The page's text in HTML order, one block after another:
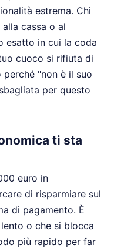
estrema. Chi
cassa o al
esatto in cui la coda
cuoco si rifiuta di
"non è il suo
per questo
ti sta
euro in
di risparmiare sul
di pagamento. È
o che si blocca
più rapido per far